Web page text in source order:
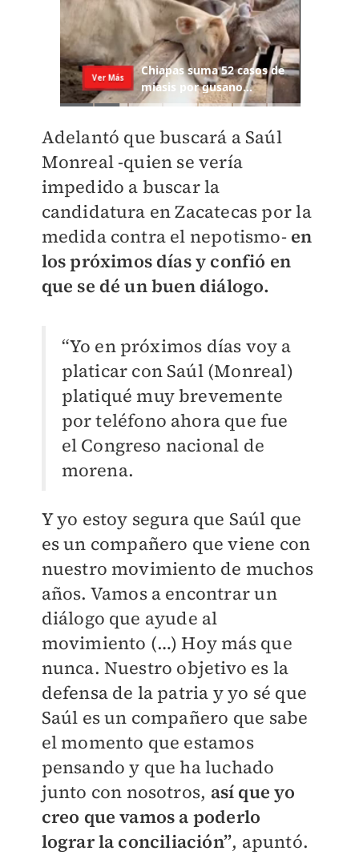
Adelantó que buscará a Saúl
Monreal -quien se vería
impedido a buscar la
candidatura en Zacatecas por la
medida contra el nepotismo- en
los próximos días y confió en
que se dé un buen diálogo.
“Yo en próximos días voy a
platicar con Saúl (Monreal)
platiqué muy brevemente
por teléfono ahora que fue
el Congreso nacional de
morena.
Y yo estoy segura que Saúl que
es un compañero que viene con
nuestro movimiento de muchos
años. Vamos a encontrar un
diálogo que ayude al
movimiento (…) Hoy más que
nunca. Nuestro objetivo es la
defensa de la patria y yo sé que
Saúl es un compañero que sabe
el momento que estamos
pensando y que ha luchado
junto con nosotros, así que yo
creo que vamos a poderlo
lograr la conciliación”, apuntó.